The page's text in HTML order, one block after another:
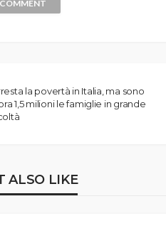
la povertà in Italia, ma sono
1,5 milioni le famiglie in grande
ALSO LIKE